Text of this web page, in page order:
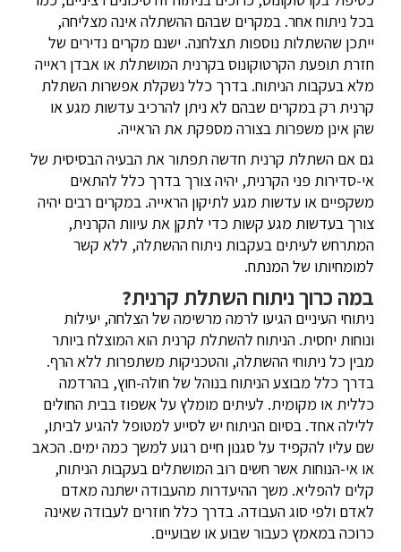
בכל ניתוח אחר. במקרים שבהם ההשתלה אינה מצליחה,
ייתכן שהשתלות נוספות תצלחנה. ישנם מקרים נדירים של
חזרת תופעת הקרטוקונוס בקרנית המושתלת או אבדן ראייה
מלא בעקבות הניתוח. בדרך כלל נשקלת אפשרות השתלת
קרנית רק במקרים שבהם לא ניתן להרכיב עדשות מגע או
שהן אינן משפרות בצורה מספקת את הראייה.
גם אם השתלת קרנית חדשה תפתור את הבעיה הבסיסית של
אי-סדירות פני הקרנית, יהיה צורך בדרך כלל להתאים
משקפיים או עדשות מגע לתיקון הראייה. במקרים רבים יהיה
צורך בעדשות מגע קשות כדי לתקן את עיוות הקרנית,
המתרחש לעיתים בעקבות ניתוח ההשתלה, ללא קשר
למומחיותו של המנתח.
במה כרוך ניתוח השתלת קרנית?
ניתוחי העיניים הגיעו לרמה מרשימה של הצלחה, יעילות
ונוחות יחסית. הניתוח להשתלת קרנית הוא המוצלח ביותר
מבין כל ניתוחי ההשתלה, והטכניקות משתפרות ללא הרף.
בדרך כלל מבוצע הניתוח בנוהל של חולה-חוץ, בהרדמה
כללית או מקומית. לעיתים מומלץ על אשפוז בבית החולים
ללילה אחד. בסיום הניתוח יש לסייע למטופל להגיע לביתו,
שם עליו להקפיד על סגנון חיים רגוע למשך כמה ימים. הכאב
או אי-הנוחות אשר חשים רוב המושתלים בעקבות הניתוח,
קלים להפליא. משך ההיעדרות מהעבודה ישתנה מאדם
לאדם ולפי סוג העבודה. בדרך כלל חוזרים לעבודה שאינה
כרוכה במאמץ כעבור שבוע או שבועיים.